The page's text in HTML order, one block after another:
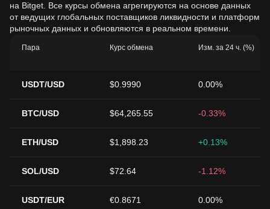
на Bitget. Все курсы обмена агрегируются на основе данных
от ведущих глобальных поставщиков ликвидности и платформ
рыночных данных и обновляются в реальном времени.
Пара Курс обмена Изм. за 24 ч. (%)
USDT/USD $0.9990 0.00%
BTC/USD $64,265.55 -0.33%
ETH/USD $1,898.23 +0.13%
SOL/USD $72.64 -1.12%
USDT/EUR €0.8671 0.00%